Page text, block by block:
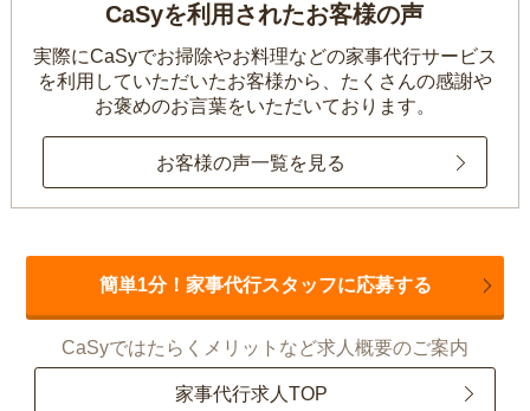
CaSyを利用されたお客様の声
実際にCaSyでお掃除やお料理などの家事代行サービス
を利用していただいたお客様から、 たくさんの感謝や
お褒めのお言葉をいただいております。
お客様の声一覧を見る
簡単1分！家事代行スタッフに応募する
CaSyではたらくメリットなど求人概要のご案内
家事代行求人TOP